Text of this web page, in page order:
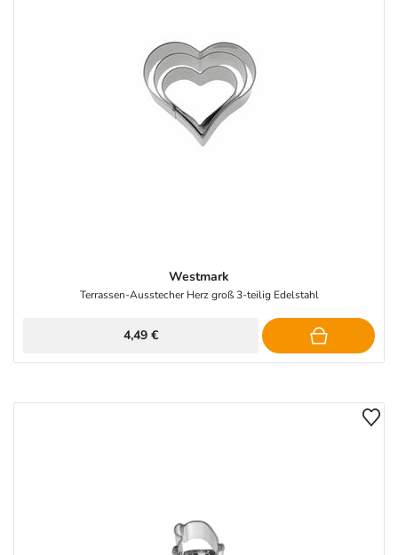
Westmark
Terrassen-Ausstecher Herz groß 3-teilig Edelstahl
4,49 €